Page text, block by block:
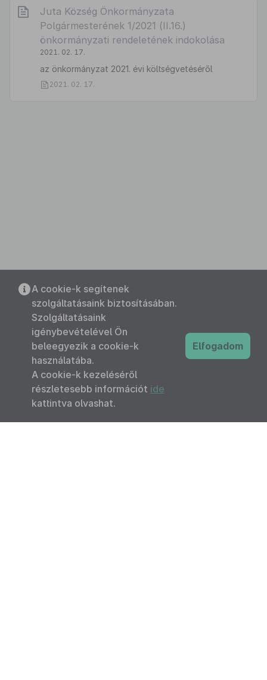
Juta Község Önkormányzata
Polgármesterének 1/2021 (II.16.)
önkormányzati rendeletének indokolása
2021. 02. 17.
az önkormányzat 2021. évi költségvetéséről
2021. 02. 17.
A cookie-k segítenek
szolgáltatásaink biztosításában.
Szolgáltatásaink
igénybevételével Ön
beleegyezik a cookie-k
használatába.
A cookie-k kezeléséről
részletesebb információt ide
kattintva olvashat.
Elfogadom